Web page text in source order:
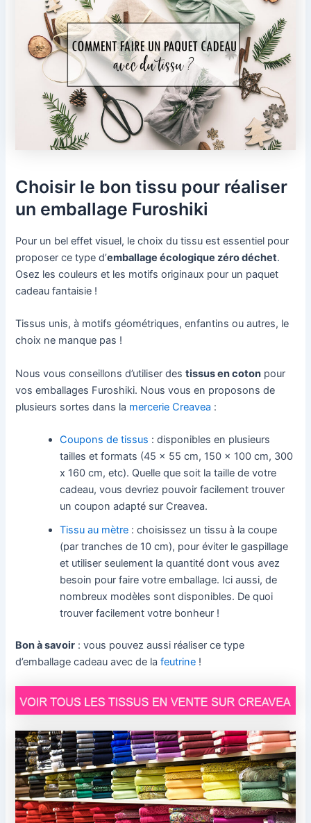
Choisir le bon tissu pour réaliser
un emballage Furoshiki
Pour un bel effet visuel, le choix du tissu est essentiel pour
proposer ce type d’emballage écologique zéro déchet.
Osez les couleurs et les motifs originaux pour un paquet
cadeau fantaisie !
Tissus unis, à motifs géométriques, enfantins ou autres, le
choix ne manque pas !
Nous vous conseillons d’utiliser destissus en coton pour
vos emballages Furoshiki. Nous vous en proposons de
plusieurs sortes dans la mercerie Creavea :
Coupons de tissus : disponibles en plusieurs
tailles et formats (45 x 55 cm, 150 x 100 cm, 300
x 160 cm, etc). Quelle que soit la taille de votre
cadeau, vous devriez pouvoir facilement trouver
un coupon adapté sur Creavea.
Tissu au mètre : choisissez un tissu à la coupe
(par tranches de 10 cm), pour éviter le gaspillage
et utiliser seulement la quantité dont vous avez
besoin pour faire votre emballage. Ici aussi, de
nombreux modèles sont disponibles. De quoi
trouver facilement votre bonheur !
Bon à savoir : vous pouvez aussi réaliser ce type
d’emballage cadeau avec de lafeutrine !